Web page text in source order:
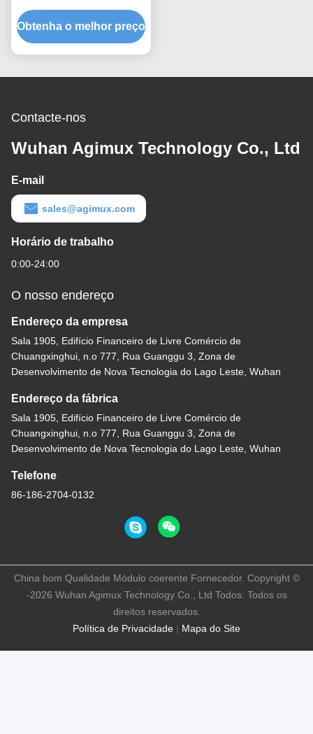
1550nm 40Km
CDR/NCDR
Obtenha o melhor preço
Contacte-nos
Wuhan Agimux Technology Co., Ltd
E-mail
sales@agimux.com
Horário de trabalho
0:00-24:00
O nosso endereço
Endereço da empresa
Sala 1905, Edifício Financeiro de Livre Comércio de
Chuangxinghui, n.o 777, Rua Guanggu 3, Zona de
Desenvolvimento de Nova Tecnologia do Lago Leste, Wuhan
Endereço da fábrica
Sala 1905, Edifício Financeiro de Livre Comércio de
Chuangxinghui, n.o 777, Rua Guanggu 3, Zona de
Desenvolvimento de Nova Tecnologia do Lago Leste, Wuhan
Telefone
86-186-2704-0132
Política de Privacidade | Mapa do Site
China bom Qualidade Módulo coerente Fornecedor. Copyright ©
-2026 Wuhan Agimux Technology Co., Ltd Todos. Todos os
direitos reservados.